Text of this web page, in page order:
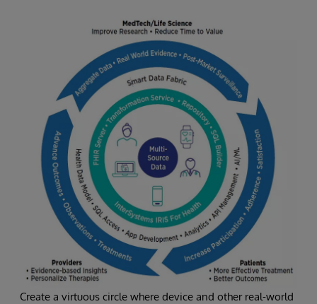
Create a virtuous circle where device and other real-world